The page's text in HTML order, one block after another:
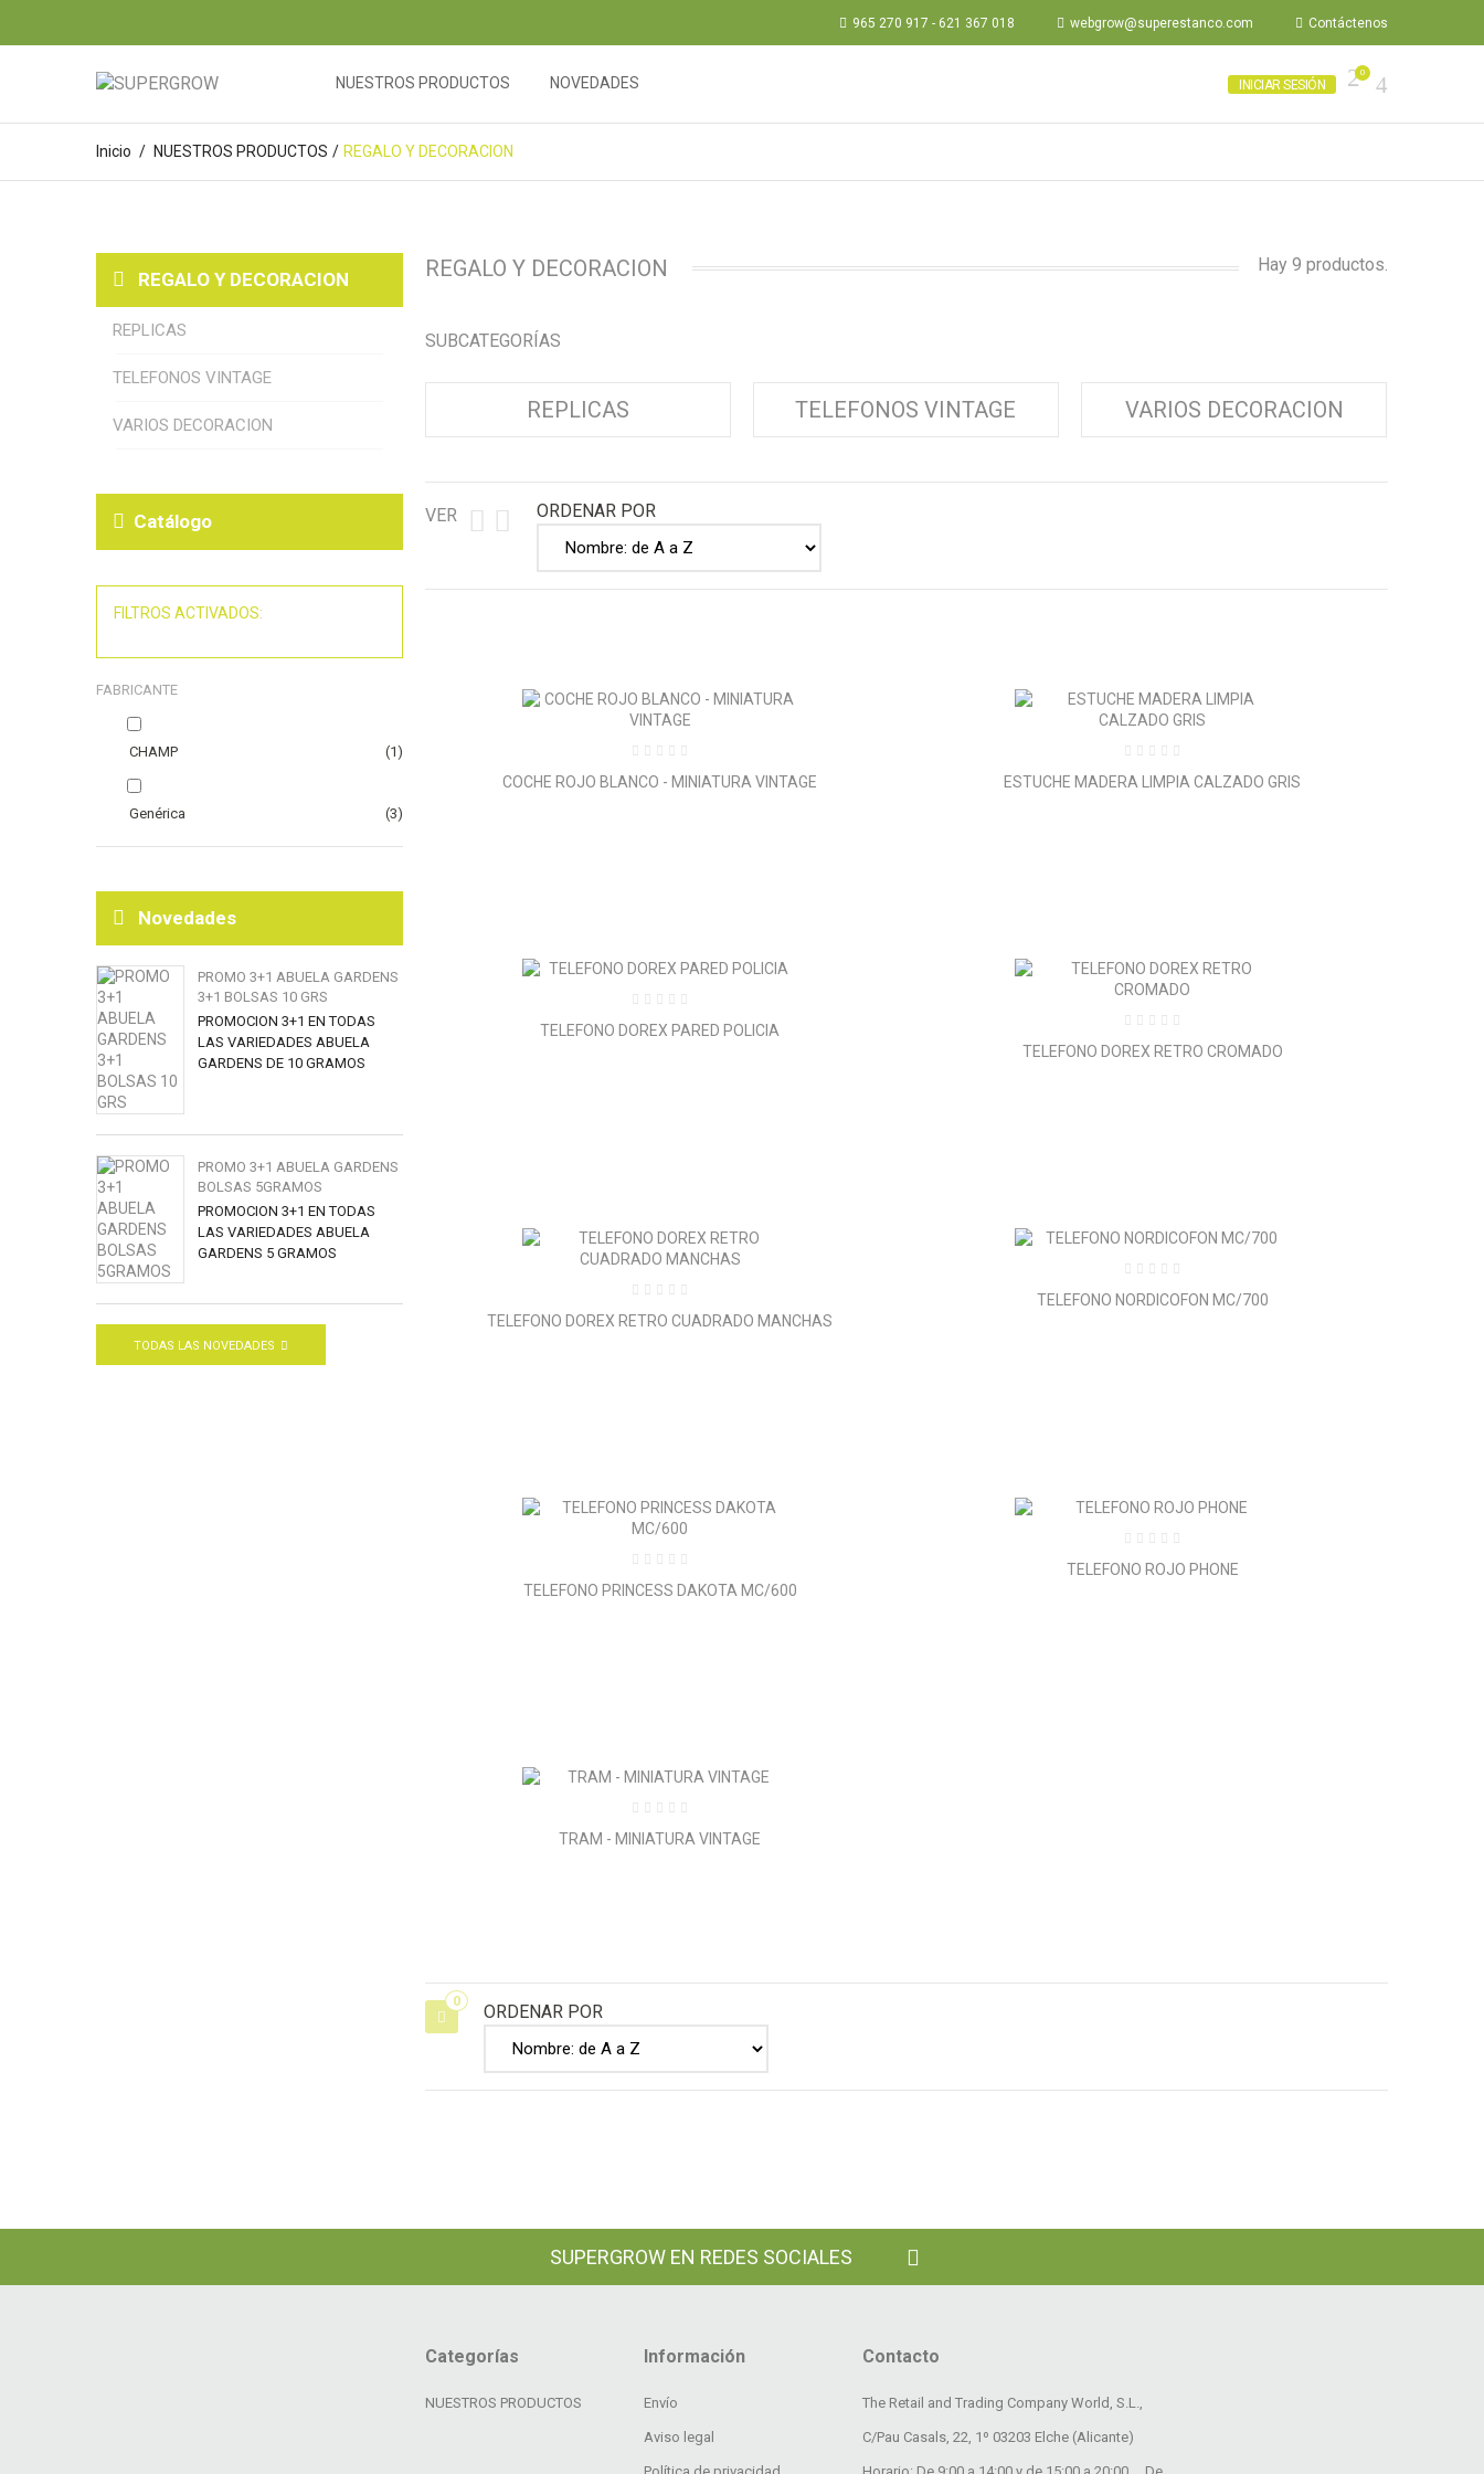
965 270 917 - 621 367 018 webgrow@superestanco.com Contáctenos
NUESTROS PRODUCTOS NOVEDADES INICIAR SESIÓN
0
Inicio / NUESTROS PRODUCTOS / REGALO Y DECORACION
REGALO Y DECORACION
REPLICAS
TELEFONOS VINTAGE
VARIOS DECORACION
Catálogo
FILTROS ACTIVADOS:
FABRICANTE
CHAMP (1)
Genérica (3)
Novedades
PROMO 3+1 ABUELA GARDENS
3+1 BOLSAS 10 GRS
PROMOCION 3+1 EN TODAS
LAS VARIEDADES ABUELA
GARDENS DE 10 GRAMOS
PROMO 3+1 ABUELA GARDENS
BOLSAS 5GRAMOS
PROMOCION 3+1 EN TODAS
LAS VARIEDADES ABUELA
GARDENS 5 GRAMOS
TODAS LAS NOVEDADES
REGALO Y DECORACION Hay 9 productos.
SUBCATEGORÍAS
REPLICAS TELEFONOS VINTAGE VARIOS DECORACION
VER ORDENAR POR
COCHE ROJO BLANCO - MINIATURA VINTAGE ESTUCHE MADERA LIMPIA CALZADO GRIS
TELEFONO DOREX PARED POLICIA
TELEFONO DOREX RETRO CROMADO
TELEFONO DOREX RETRO CUADRADO MANCHAS
TELEFONO NORDICOFON MC/700
TELEFONO PRINCESS DAKOTA MC/600
TELEFONO ROJO PHONE
TRAM - MINIATURA VINTAGE
0
ORDENAR POR
SUPERGROW EN REDES SOCIALES
Categorías
NUESTROS PRODUCTOS
Información
Envío
Aviso legal
Contacto
The Retail and Trading Company World, S.L.,
C/Pau Casals, 22, 1º 03203 Elche (Alicante)